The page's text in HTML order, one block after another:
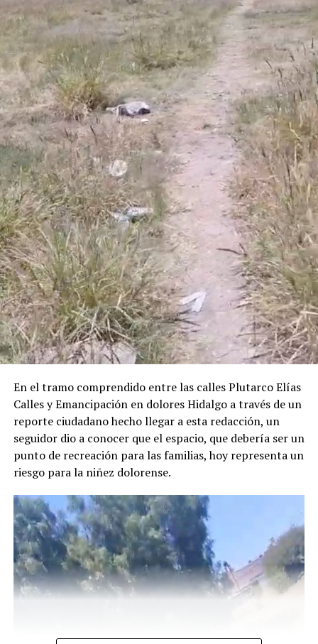
En el tramo comprendido entre las calles Plutarco Elías
Calles y Emancipación en dolores Hidalgo a través de un
reporte ciudadano hecho llegar a esta redacción, un
seguidor dio a conocer que el espacio, que debería ser un
punto de recreación para las familias, hoy representa un
riesgo para la niñez dolorense.